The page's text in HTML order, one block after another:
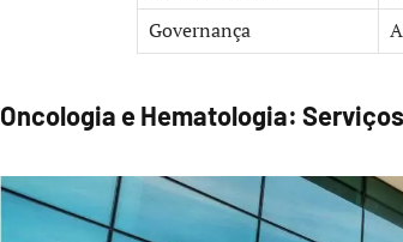
Governança
Oncologia e Hematologia: